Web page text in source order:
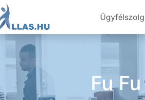
Fu